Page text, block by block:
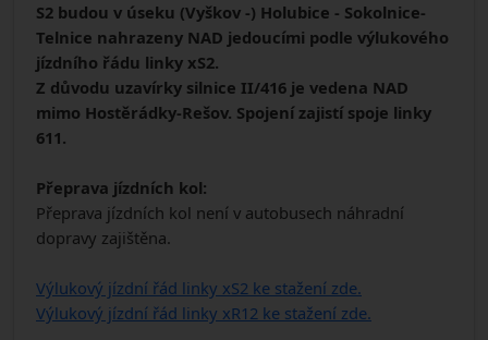
S2 budou v úseku (Vyškov -) Holubice - Sokolnice-
Telnice nahrazeny NAD jedoucími podle výlukového
jízdního řádu linky xS2.
Z důvodu uzavírky silnice II/416 je vedena NAD
mimo Hostěrádky-Rešov. Spojení zajistí spoje linky
611.
Přeprava jízdních kol:
Přeprava jízdních kol není v autobusech náhradní
dopravy zajištěna.
Výlukový jízdní řád linky xS2 ke stažení zde.
Výlukový jízdní řád linky xR12 ke stažení zde.